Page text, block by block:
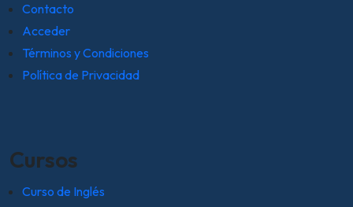
Contacto
Acceder
Términos y Condiciones
Política de Privacidad
Cursos
Curso de Inglés